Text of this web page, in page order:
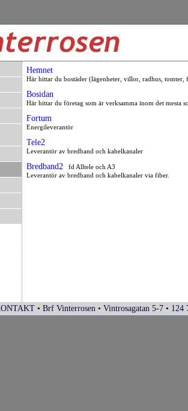
Hemnet
Här hittar du bostäder (lägenheter, villor, radhus, tomter,
Bosidan
Här hittar du företag som är verksamma inom det mesta
Fortum
Energileverantör
Tele2
Leverantör av bredband och kabelkanaler
Bredband2 fd Alltele och A3
Leverantör av bredband och kabelkanaler via fiber.
• Brf Vinterrosen • Vintrosagatan 5-7 • 124